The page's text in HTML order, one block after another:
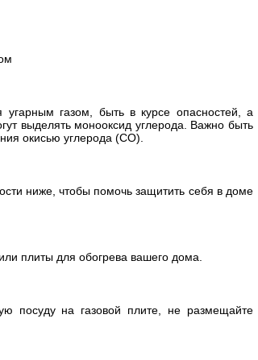
газом, быть в курсе опасностей, а
выделять монооксид углерода. Важно быть
окисью углерода (CO).
ниже, чтобы помочь защитить себя в доме
плиты для обогрева вашего дома.
посуду на газовой плите, не размещайте